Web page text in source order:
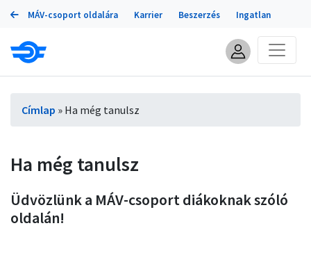
Ugrás
tartalomra
Portálok
MÁV-csoport oldalára Karrier Beszerzés Ingatlan
Morzsa
Címlap Ha még tanulsz
Ha még tanulsz
Üdvözlünk a MÁV-csoport diákoknak szóló
oldalán!